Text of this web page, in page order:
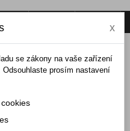
x
se zákony na vaše zařízení
prosím nastavení